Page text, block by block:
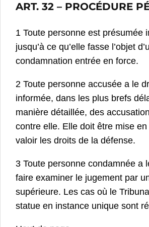
ART. 32 – PROCÉDURE
1 Toute personne est présumée
jusqu’à ce qu’elle fasse l’objet
condamnation entrée en force.
2 Toute personne accusée a le
informée, dans les plus brefs
manière détaillée, des
contre elle. Elle doit être mise
valoir les droits de la défense.
3 Toute personne condamnée a
faire examiner le jugement par
supérieure. Les cas où le
statue en instance unique sont